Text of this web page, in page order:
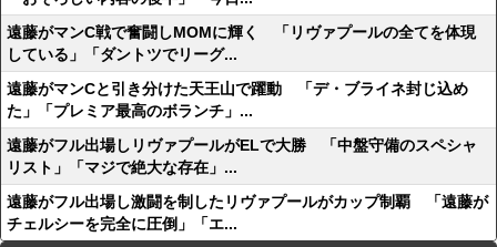
遠藤がマンC戦で奮闘しMOMに輝く 「リヴァプールの全てを体現
している」「ダントツでリーグ...
遠藤がマンCと引き分けた天王山で躍動 「デ・ブライネ封じ込め
た」「プレミア最高のボランチ」...
遠藤がフル出場しリヴァプールがELで大勝 「中盤守備のスペシャ
リスト」「マジで絶大な存在」...
遠藤がフル出場し激闘を制したリヴァプールがカップ制覇 「遠藤が
チェルシーを完全に圧倒」「エ...